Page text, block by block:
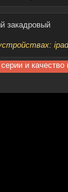
закадровый
и качество